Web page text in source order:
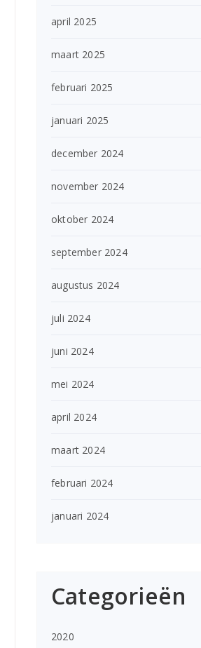
april 2025
maart 2025
februari 2025
januari 2025
december 2024
november 2024
oktober 2024
september 2024
augustus 2024
juli 2024
juni 2024
mei 2024
april 2024
maart 2024
februari 2024
januari 2024
Categorieën
2020